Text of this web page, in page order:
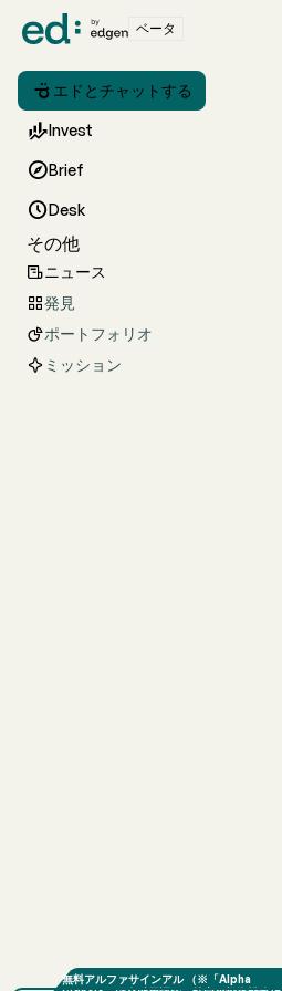
ベータ
 エドとチャットする
Invest
Brief
Desk
その他
ニュース
発見
ポートフォリオ
ミッション